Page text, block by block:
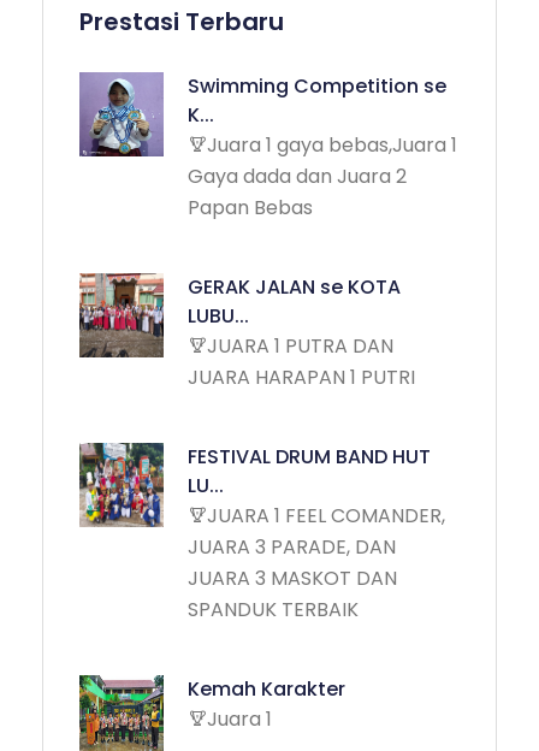
Prestasi Terbaru
Swimming Competition se
K...
Juara 1 gaya bebas,Juara 1
Gaya dada dan Juara 2
Papan Bebas
GERAK JALAN se KOTA
LUBU...
JUARA 1 PUTRA DAN
JUARA HARAPAN 1 PUTRI
FESTIVAL DRUM BAND HUT
LU...
JUARA 1 FEEL COMANDER,
JUARA 3 PARADE, DAN
JUARA 3 MASKOT DAN
SPANDUK TERBAIK
Kemah Karakter
Juara 1